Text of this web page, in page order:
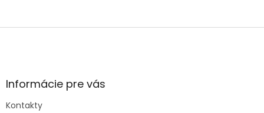
e
Informácie pre vás
Kontakty